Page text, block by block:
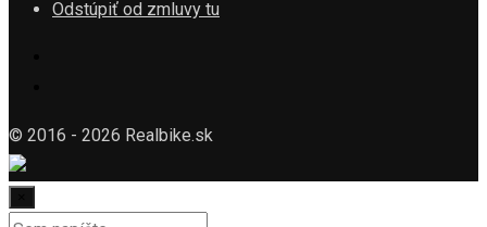
Odstúpiť od zmluvy tu
© 2016 - 2026 Realbike.sk